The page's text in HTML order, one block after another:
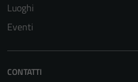
Luoghi
Eventi
CONTATTI